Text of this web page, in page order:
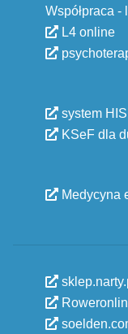
Współpraca
L4 online
system HIS
KSeF dla
Medycyna